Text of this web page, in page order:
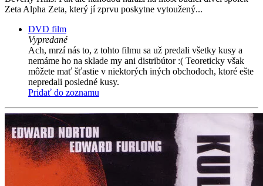
Zeta Alpha Zeta, který jí zprvu poskytne vytoužený...
DVD film
Vypredané
Ach, mrzí nás to, z tohto filmu sa už predali všetky kusy a
nemáme ho na sklade my ani distribútor :( Teoreticky však
môžete mať šťastie v niektorých iných obchodoch, ktoré ešte
nepredali posledné kusy.
Pridať do zoznamu